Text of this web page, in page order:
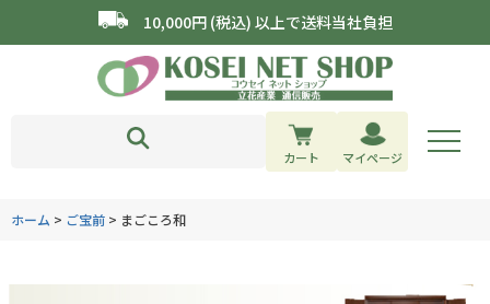
10,000円 (税込) 以上で送料当社負担
カート マイページ
ホーム ご宝前 まごころ和